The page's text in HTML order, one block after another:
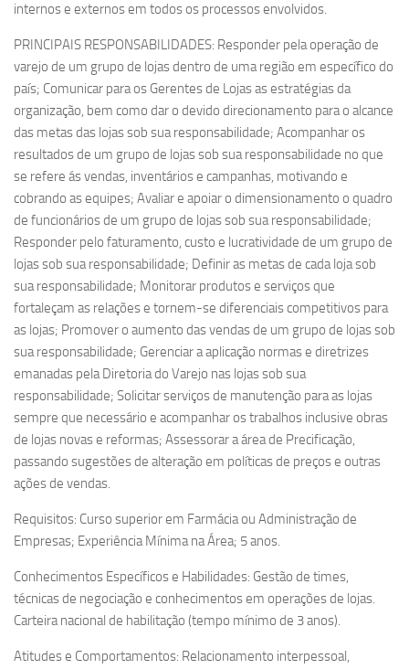
internos e externos em todos os processos envolvidos.
PRINCIPAIS RESPONSABILIDADES: Responder pela operação de
varejo de um grupo de lojas dentro de uma região em específico do
país; Comunicar para os Gerentes de Lojas as estratégias da
organização, bem como dar o devido direcionamento para o alcance
das metas das lojas sob sua responsabilidade; Acompanhar os
resultados de um grupo de lojas sob sua responsabilidade no que
se refere ás vendas, inventários e campanhas, motivando e
cobrando as equipes; Avaliar e apoiar o dimensionamento o quadro
de funcionários de um grupo de lojas sob sua responsabilidade;
Responder pelo faturamento, custo e lucratividade de um grupo de
lojas sob sua responsabilidade; Definir as metas de cada loja sob
sua responsabilidade; Monitorar produtos e serviços que
fortaleçam as relações e tornem-se diferenciais competitivos para
as lojas; Promover o aumento das vendas de um grupo de lojas sob
sua responsabilidade; Gerenciar a aplicação normas e diretrizes
emanadas pela Diretoria do Varejo nas lojas sob sua
responsabilidade; Solicitar serviços de manutenção para as lojas
sempre que necessário e acompanhar os trabalhos inclusive obras
de lojas novas e reformas; Assessorar a área de Precificação,
passando sugestões de alteração em políticas de preços e outras
ações de vendas.
Requisitos: Curso superior em Farmácia ou Administração de
Empresas; Experiência Mínima na Área; 5 anos.
Conhecimentos Específicos e Habilidades: Gestão de times,
técnicas de negociação e conhecimentos em operações de lojas.
Carteira nacional de habilitação (tempo mínimo de 3 anos).
Atitudes e Comportamentos: Relacionamento interpessoal,